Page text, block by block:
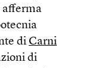
afferma
di Carni
di